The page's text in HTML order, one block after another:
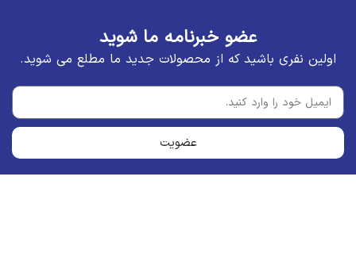
عضو خبرنامه ما شوید
اولین نفری باشید که از محصولات جدید ما مطلع می شوید.
عضویت